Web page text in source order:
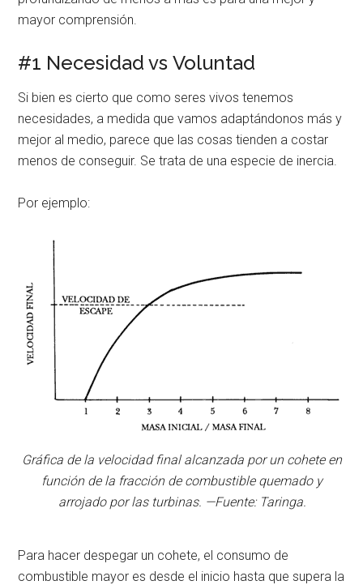
mayor comprensión.
#1 Necesidad vs Voluntad
Si bien es cierto que como seres vivos tenemos
necesidades, a medida que vamos adaptándonos más y
mejor al medio, parece que las cosas tienden a costar
menos de conseguir. Se trata de una especie de inercia.
Por ejemplo:
Gráfica de la velocidad final alcanzada por un cohete en
función de la fracción de combustible quemado y
arrojado por las turbinas. —Fuente: Taringa.
Para hacer despegar un cohete, el consumo de
combustible mayor es desde el inicio hasta que supera la